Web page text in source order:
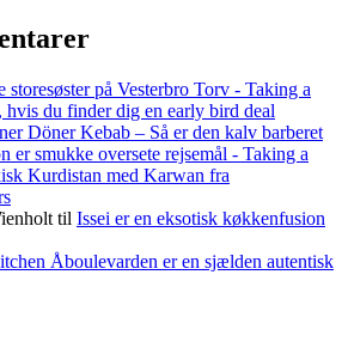
på Vesterbro Torv - Taking a
du finder dig en early bird deal
Döner Kebab – Så er den kalv barberet
er smukke oversete rejsemål - Taking a
Kurdistan med Karwan fra
til Issei er en eksotisk køkkenfusion
Åboulevarden er en sjælden autentisk